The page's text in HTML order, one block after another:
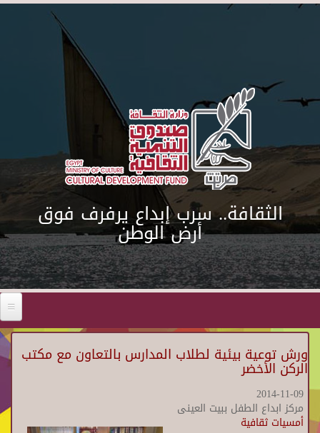
Skip to main content
الثقافة.. سرب إبداع يرفرف فوق
أرض الوطن
ورش توعية بيئية لطلاب المدارس بالتعاون مع مكتب
الركن الأخضر
2014-11-09
مركز ابداع الطفل ببيت العينى
أمسيات ثقافية